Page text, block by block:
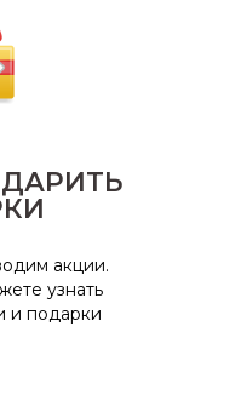
акции.
узнать
и подарки